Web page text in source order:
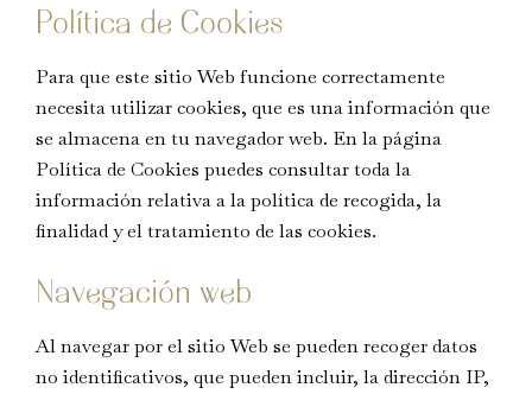
Política de Cookies
Para que este sitio Web funcione correctamente
necesita utilizar cookies, que es una información que
se almacena en tu navegador web. En la página
Política de Cookies puedes consultar toda la
información relativa a la política de recogida, la
finalidad y el tratamiento de las cookies.
Navegación web
Al navegar por el sitio Web se pueden recoger datos
no identificativos, que pueden incluir, la dirección IP,